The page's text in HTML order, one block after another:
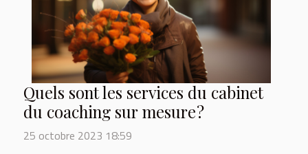
Quels sont les services du cabinet
du coaching sur mesure ?
25 octobre 2023 18:59